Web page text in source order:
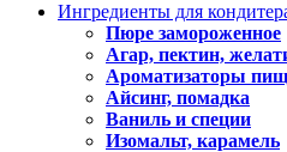
Ингредиенты для
Пюре замороженное
Агар, пектин,
Ароматизаторы
Айсинг, помадка
Ваниль и специи
Изомальт, карамель